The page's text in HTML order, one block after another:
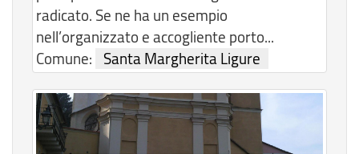
radicato. Se ne ha un esempio
nell’organizzato e accogliente porto...
Comune:
Santa Margherita Ligure